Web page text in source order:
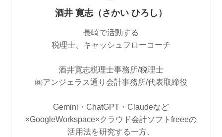
酒井 寛志（さかい ひろし）
長崎で活動する
税理士、キャッシュフローコーチ
酒井寛志税理士事務所/税理士
㈱アンジェラス通り会計事務所/代表取締役
Gemini・ChatGPT・Claudeなど
×GoogleWorkspace×クラウド会計ソフトfreeeの
活用法を研究する一方、